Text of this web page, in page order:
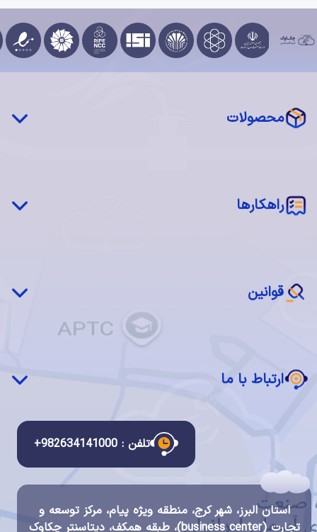
محصولات
سرور فیزیکی اختصاصی (MaaS)
نرم‌افزار ابری (SaaS)
‌‌راهکارها
ابر خصوصی چکاوک
قوانین
قوانین و مقررات استفاده از سرویس ها
قانون تجارت الکترونیک
قوانین سیستم مالی و احراز هویت چکاوک
ارتباط با ما
گواهینامه ها و اعتبارات
شرح مشاغل
فرصت های شغلی
تلفن : 982634141000+
استان البرز، شهر کرج، منطقه ویژه پیام، مرکز توسعه و
تجارت (business center)، طبقه همکف، دیتاسنتر چکاوک